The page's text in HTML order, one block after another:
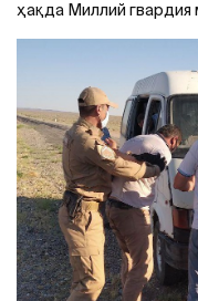
ҳақда Миллий гвардия